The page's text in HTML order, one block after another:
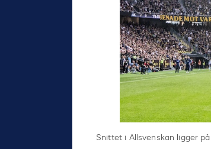
Snittet i Allsvenskan ligger